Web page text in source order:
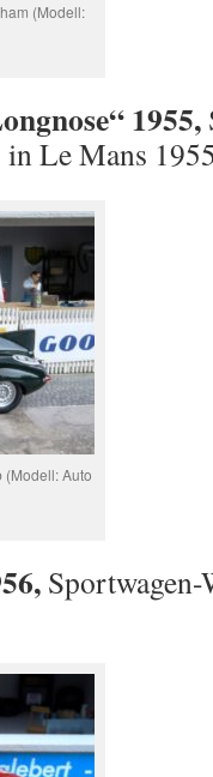
(Modell:
1955,
in Le Mans
(Modell: Auto